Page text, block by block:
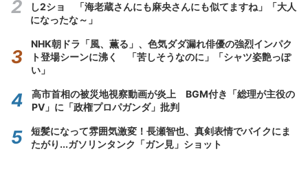
し2ショ 「海老蔵さんにも麻央さんにも似てますね」「大人
になったな～」
NHK朝ドラ「風、薫る」、色気ダダ漏れ俳優の強烈インパク
ト登場シーンに沸く 「苦しそうなのに」「シャツ姿艶っぽ
い」
高市首相の被災地視察動画が炎上 BGM付き「総理が主役の
PV」に「政権プロパガンダ」批判
短髪になって雰囲気激変！長瀬智也、真剣表情でバイクにま
たがり...ガソリンタンク「ガン見」ショット